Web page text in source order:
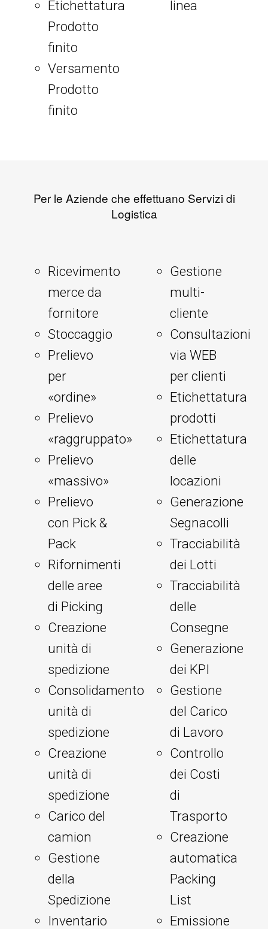
Etichettatura
Prodotto
finito
Versamento
Prodotto
finito
linea
Per le Aziende che effettuano Servizi di
Logistica
Ricevimento
merce da
fornitore
Stoccaggio
Prelievo
per
«ordine»
Prelievo
«raggruppato»
Prelievo
«massivo»
Prelievo
con Pick &
Pack
Rifornimenti
delle aree
di Picking
Creazione
unità di
spedizione
Consolidamento
unità di
spedizione
Creazione
unità di
spedizione
Carico del
camion
Gestione
della
Spedizione
Inventario
Gestione
multi-
cliente
Consultazioni
via WEB
per clienti
Etichettatura
prodotti
Etichettatura
delle
locazioni
Generazione
Segnacolli
Tracciabilità
dei Lotti
Tracciabilità
delle
Consegne
Generazione
dei KPI
Gestione
del Carico
di Lavoro
Controllo
dei Costi
di
Trasporto
Creazione
automatica
Packing
List
Emissione